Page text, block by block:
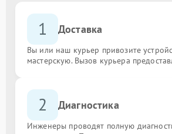
1 Доставка
Вы или наш курьер привозите
мастерскую. Вызов курьера
2 Диагностика
Инженеры проводят полную